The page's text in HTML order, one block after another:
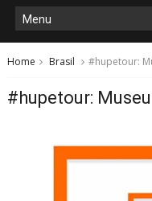
Home Brasil #hupetour:
#hupetour: